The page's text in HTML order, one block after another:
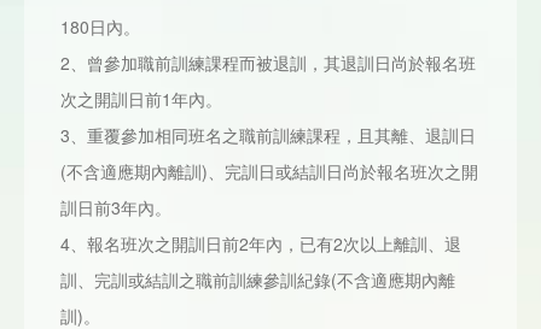
180日內。
2、曾參加職前訓練課程而被退訓，其退訓日尚於報名班
次之開訓日前1年內。
3、重覆參加相同班名之職前訓練課程，且其離、退訓日
(不含適應期內離訓)、完訓日或結訓日尚於報名班次之開
訓日前3年內。
4、報名班次之開訓日前2年內，已有2次以上離訓、退
訓、完訓或結訓之職前訓練參訓紀錄(不含適應期內離
訓)。